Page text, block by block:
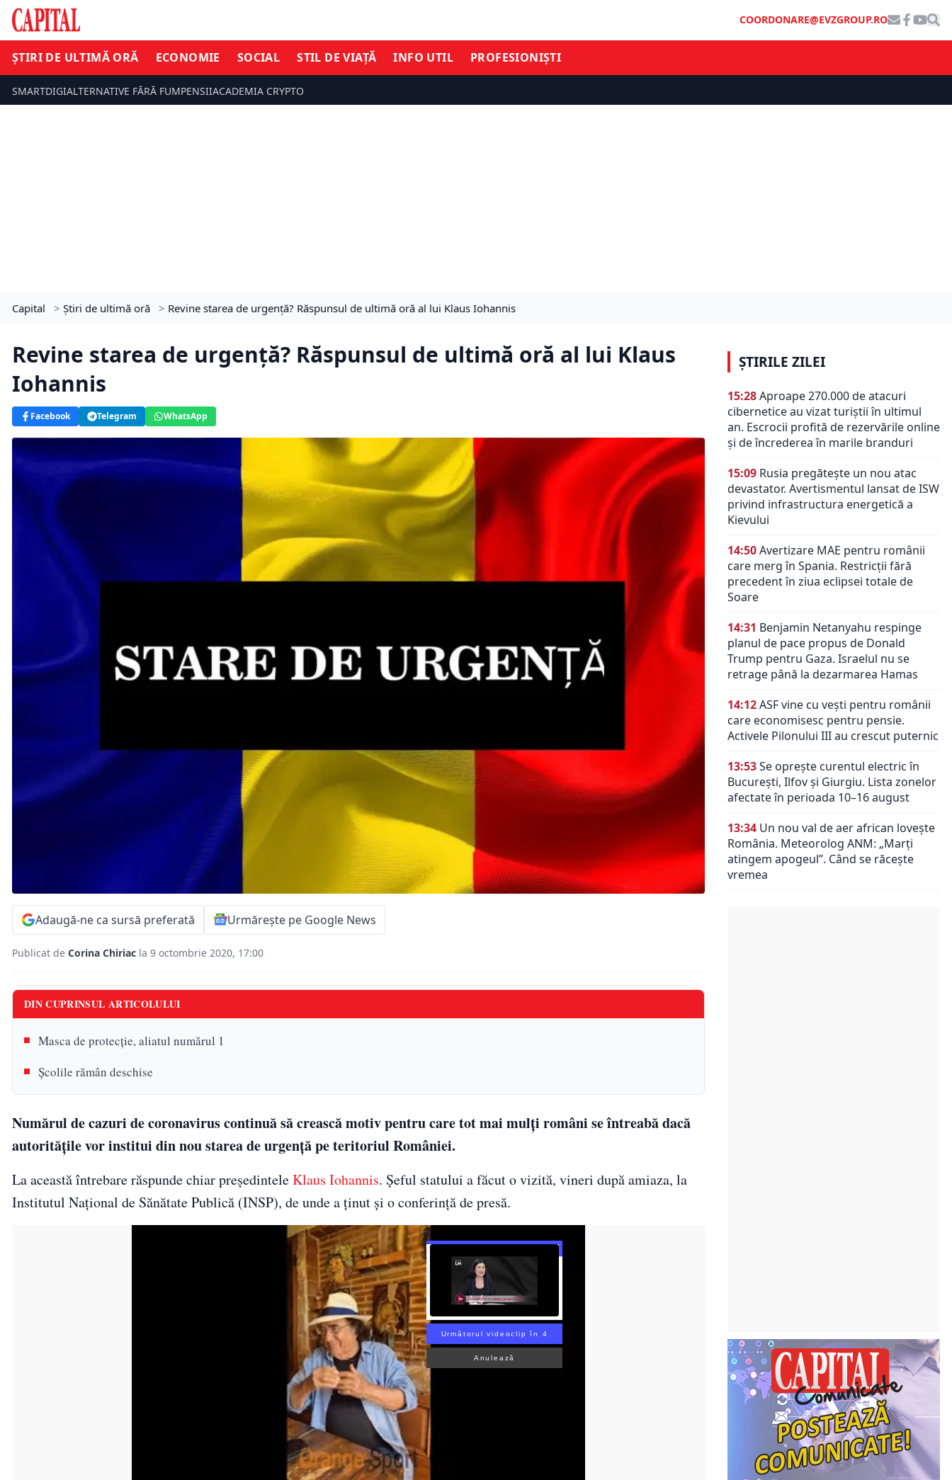
COORDONARE@EVZGROUP.RO
ȘTIRI DE ULTIMĂ ORĂ ECONOMIE SOCIAL STIL DE VIAȚĂ INFO UTIL PROFESIONIȘTI
SMARTDIGIALTERNATIVE FĂRĂ FUMPENSIIACADEMIA CRYPTO
Capital > Știri de ultimă oră > Revine starea de urgență? Răspunsul de ultimă oră al lui Klaus Iohannis
Revine starea de urgență? Răspunsul de ultimă oră al lui Klaus
Iohannis
Facebook Telegram WhatsApp
Adaugă-ne ca sursă preferată Urmărește pe Google News
Publicat de Corina Chiriac la 9 octombrie 2020, 17:00
DIN CUPRINSUL ARTICOLULUI
Masca de protecție, aliatul numărul 1
Școlile rămân deschise
Numărul de cazuri de coronavirus continuă să crească motiv pentru care tot mai mulți români se întreabă dacă
autoritățile vor institui din nou starea de urgență pe teritoriul României.
La această întrebare răspunde chiar președinteleKlaus Iohannis. Șeful statului a făcut o vizită, vineri după amiaza, la
Institutul Național de Sănătate Publică (INSP), de unde a ținut și o conferință de presă.
Următorul videoclip în 3
Anulează
ȘTIRILE ZILEI
15:28Aproape 270.000 de atacuri
cibernetice au vizat turiștii în ultimul
an. Escrocii profită de rezervările online
și de încrederea în marile branduri
15:09 Rusia pregătește un nou atac
devastator. Avertismentul lansat de ISW
privind infrastructura energetică a
Kievului
14:50Avertizare MAE pentru românii
care merg în Spania. Restricții fără
precedent în ziua eclipsei totale de
Soare
14:31 Benjamin Netanyahu respinge
planul de pace propus de Donald
Trump pentru Gaza. Israelul nu se
retrage până la dezarmarea Hamas
14:12ASF vine cu vești pentru românii
care economisesc pentru pensie.
Activele Pilonului III au crescut puternic
13:53Se oprește curentul electric în
București, Ilfov și Giurgiu. Lista zonelor
afectate în perioada 10–16 august
13:34 Un nou val de aer african lovește
România. Meteorolog ANM: „Marți
atingem apogeul”. Când se răcește
vremea